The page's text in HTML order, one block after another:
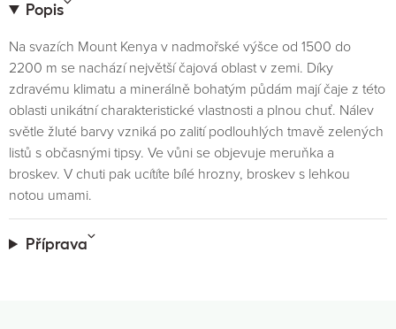
Popis
Na svazích Mount Kenya v nadmořské výšce od 1500 do
2200 m se nachází největší čajová oblast v zemi. Díky
zdravému klimatu a minerálně bohatým půdám mají čaje z této
oblasti unikátní charakteristické vlastnosti a plnou chuť. Nálev
světle žluté barvy vzniká po zalití podlouhlých tmavě zelených
listů s občasnými tipsy. Ve vůni se objevuje meruňka a
broskev. V chuti pak ucítíte bílé hrozny, broskev s lehkou
notou umami.
Příprava